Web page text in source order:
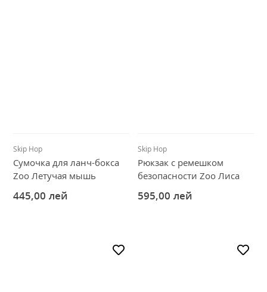
Skip Hop
Сумочка для ланч-бокса
Zoo Летучая мышь
445,00 лей
Skip Hop
Рюкзак с ремешком
безопасности Zoo Лиса
595,00 лей